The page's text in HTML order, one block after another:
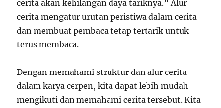
cerita akan kehilangan daya tariknya.” Alur
cerita mengatur urutan peristiwa dalam cerita
dan membuat pembaca tetap tertarik untuk
terus membaca.
Dengan memahami struktur dan alur cerita
dalam karya cerpen, kita dapat lebih mudah
mengikuti dan memahami cerita tersebut. Kita